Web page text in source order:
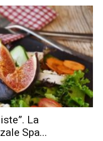
La
Spa...